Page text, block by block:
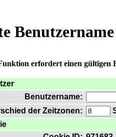
erfordert einen gültigen
Benutzername:
der Zeitzonen: